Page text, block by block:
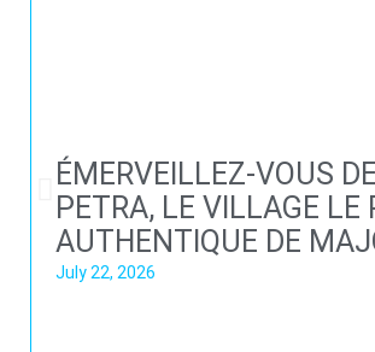
ÉMERVEILLEZ-VOUS
PETRA, LE VILLAGE LE
AUTHENTIQUE DE
July 22, 2026